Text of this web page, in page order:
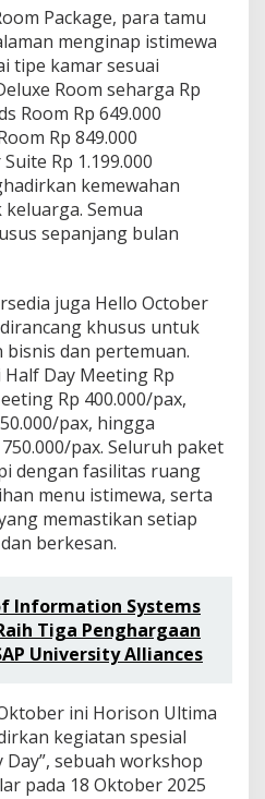
Package, para tamu
menginap istimewa
tipe kamar sesuai
Room seharga Rp
Room Rp 649.000
Rp 849.000
Rp 1.199.000
kemewahan
Semua
sepanjang bulan
juga Hello October
khusus untuk
dan pertemuan.
Day Meeting Rp
Rp 400.000/pax,
pax, hingga
pax. Seluruh paket
dengan fasilitas ruang
menu istimewa, serta
memastikan setiap
berkesan.
Information Systems
Tiga Penghargaan
University Alliances
ini Horison Ultima
kegiatan spesial
sebuah workshop
pada 18 Oktober 2025